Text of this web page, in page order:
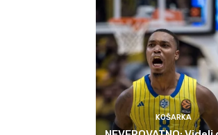
KOŠARKA